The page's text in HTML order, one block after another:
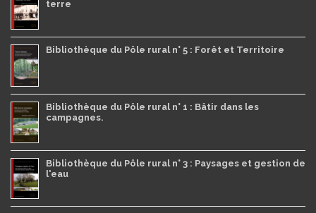
terre
Bibliothèque du Pôle rural n° 5 : Forêt et Territoire
Bibliothèque du Pôle rural n° 1 : Bâtir dans les
campagnes.
Bibliothèque du Pôle rural n° 3 : Paysages et gestion de
l'eau